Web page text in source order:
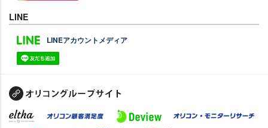
LINE
LINEアカウントメディア